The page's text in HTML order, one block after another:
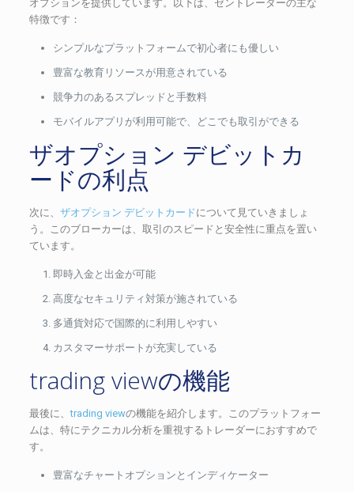
オプションを提供しています。以下は、ゼントレーダーの主な
特徴です：
シンプルなプラットフォームで初心者にも優しい
豊富な教育リソースが用意されている
競争力のあるスプレッドと手数料
モバイルアプリが利用可能で、どこでも取引ができる
ザオプション デビットカ
ードの利点
次に、 ザオプション デビットカードについて見ていきましょ
う。このブローカーは、取引のスピードと安全性に重点を置い
ています。
即時入金と出金が可能
高度なセキュリティ対策が施されている
多通貨対応で国際的に利用しやすい
カスタマーサポートが充実している
trading viewの機能
最後に、trading viewの機能を紹介します。このプラットフォー
ムは、特にテクニカル分析を重視するトレーダーにおすすめで
す。
豊富なチャートオプションとインディケーター